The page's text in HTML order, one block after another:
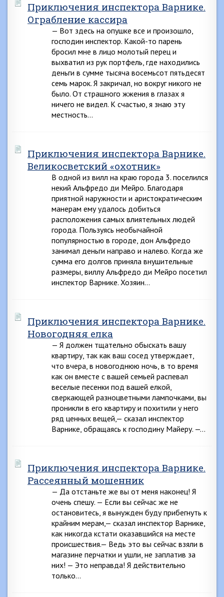
Приключения инспектора Варнике.
Ограбление кассира
— Вот здесь на опушке все и произошло,
господин инспектор. Какой-то парень
бросил мне в лицо молотый перец и
выхватил из рук портфель, где находились
деньги в сумме тысяча восемьсот пятьдесят
семь марок. Я закричал, но вокруг никого не
было. От страшного жжения в глазах я
ничего не видел. К счастью, я знаю эту
местность…
Приключения инспектора Варнике.
Великосветский «охотник»
В одной из вилл на краю города 3. поселился
некий Альфредо ди Мейро. Благодаря
приятной наружности и аристократическим
манерам ему удалось добиться
расположения самых влиятельных людей
города. Пользуясь необычайной
популярностью в городе, дон Альфредо
занимал деньги направо и налево. Когда же
сумма его долгов приняла внушительные
размеры, виллу Альфредо ди Мейро посетил
инспектор Варнике. Хозяин…
Приключения инспектора Варнике.
Новогодняя елка
— Я должен тщательно обыскать вашу
квартиру, так как ваш сосед утверждает,
что вчера, в новогоднюю ночь, в то время
как он вместе с вашей семьей распевал
веселые песенки под вашей елкой,
сверкающей разноцветными лампочками, вы
проникли в его квартиру и похитили у него
ряд ценных вещей,— сказал инспектор
Варнике, обращаясь к господину Майеру. —…
Приключения инспектора Варнике.
Рассеянный мошенник
— Да отстаньте же вы от меня наконец! Я
очень спешу. — Если вы сейчас же не
остановитесь, я вынужден буду прибегнуть к
крайним мерам,— сказал инспектор Варнике,
как никогда кстати оказавшийся на месте
происшествия.— Ведь это вы сейчас взяли в
магазине перчатки и ушли, не заплатив за
них! — Это неправда! Я действительно
только…